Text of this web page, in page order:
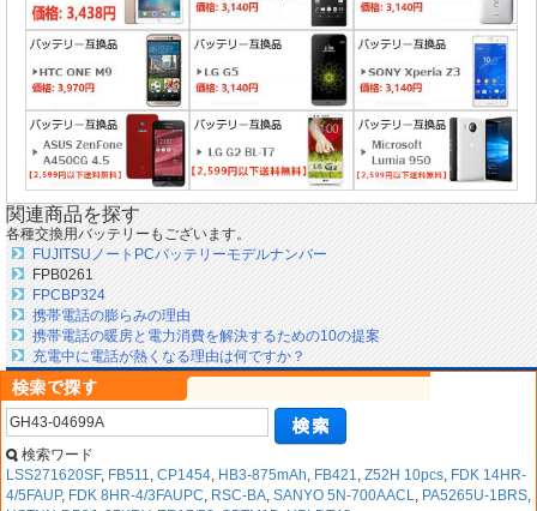
関連商品を探す
各種交換用バッテリーもございます。
FUJITSUノートPCバッテリーモデルナンバー
FPB0261
FPCBP324
携帯電話の膨らみの理由
携帯電話の暖房と電力消費を解決するための10の提案
充電中に電話が熱くなる理由は何ですか？
検索ワード
LSS271620SF, FB511 CP1454 HB3-875mAh FB421 Z52H 10pcs FDK 14HR-
4/5FAUP, FDK 8HR-4/3FAUPC RSC-BA SANYO 5N-700AACL PA5265U-1BRS